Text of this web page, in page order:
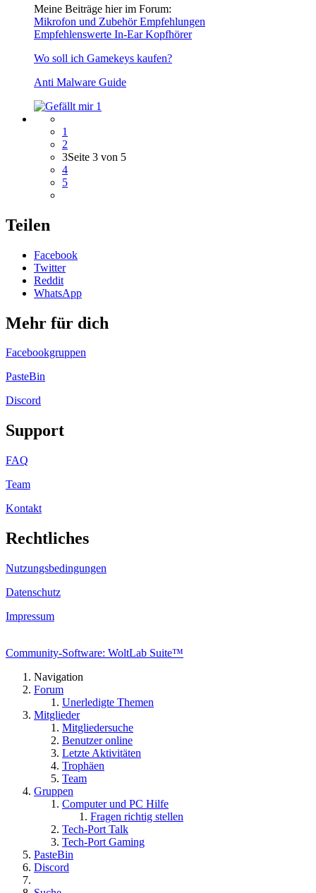
Meine Beiträge hier im Forum:
Mikrofon und Zubehör Empfehlungen
Empfehlenswerte In-Ear Kopfhörer
Wo soll ich Gamekeys kaufen?
Anti Malware Guide
1
1
2
3Seite 3 von 5
4
5
Teilen
Facebook
Twitter
Reddit
WhatsApp
Mehr für dich
Facebookgruppen
PasteBin
Discord
Support
FAQ
Team
Kontakt
Rechtliches
Nutzungsbedingungen
Datenschutz
Impressum
Community-Software: WoltLab Suite™
Navigation
Forum
Unerledigte Themen
Mitglieder
Mitgliedersuche
Benutzer online
Letzte Aktivitäten
Trophäen
Team
Gruppen
Computer und PC Hilfe
Fragen richtig stellen
Tech-Port Talk
Tech-Port Gaming
PasteBin
Discord